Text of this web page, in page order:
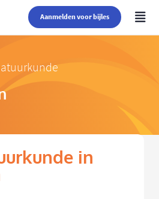
Aanmelden voor bijles
in